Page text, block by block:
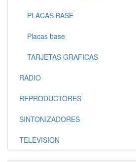
PLACAS BASE
Placas base
TARJETAS GRAFICAS
RADIO
REPRODUCTORES
SINTONIZADORES
TELEVISION